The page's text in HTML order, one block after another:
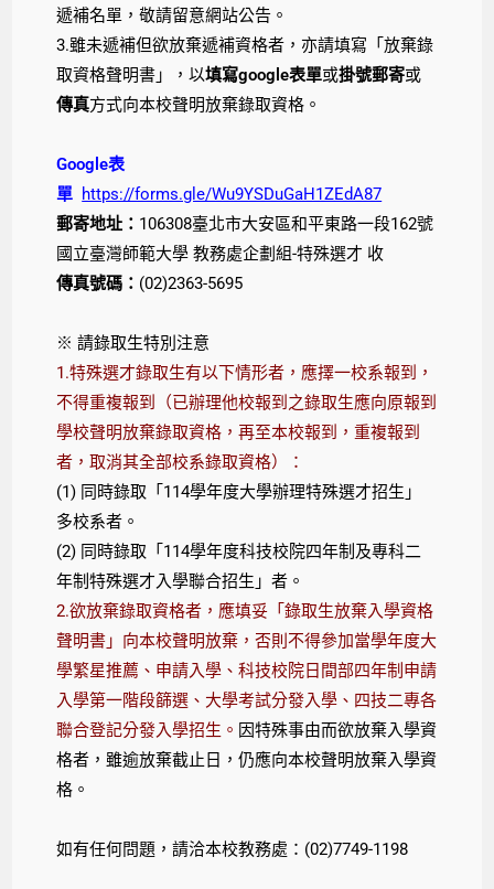
遞補名單，敬請留意網站公告。
3.雖未遞補但欲放棄遞補資格者，亦請填寫「放棄錄
取資格聲明書」，以填寫google表單或掛號郵寄或
傳真方式向本校聲明放棄錄取資格。
Google表
單 https://forms.gle/Wu9YSDuGaH1ZEdA87
郵寄地址： 106308臺北市大安區和平東路一段162號
國立臺灣師範大學 教務處企劃組-特殊選才 收
傳真號碼： (02)2363-5695
※ 請錄取生特別注意
1.特殊選才錄取生有以下情形者，應擇一校系報到，
不得重複報到（已辦理他校報到之錄取生應向原報到
學校聲明放棄錄取資格，再至本校報到，重複報到
者，取消其全部校系錄取資格）：
(1) 同時錄取「114學年度大學辦理特殊選才招生」
多校系者。
(2) 同時錄取「114學年度科技校院四年制及專科二
年制特殊選才入學聯合招生」者。
2.欲放棄錄取資格者，應填妥「錄取生放棄入學資格
聲明書」向本校聲明放棄，否則不得參加當學年度大
學繁星推薦、申請入學、科技校院日間部四年制申請
入學第一階段篩選、大學考試分發入學、四技二專各
聯合登記分發入學招生。 因特殊事由而欲放棄入學資
格者，雖逾放棄截止日，仍應向本校聲明放棄入學資
格。
如有任何問題，請洽本校教務處：(02)7749-1198